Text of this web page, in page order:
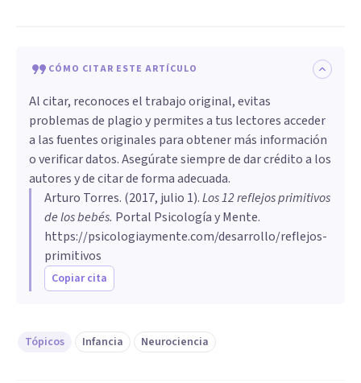
CÓMO CITAR ESTE ARTÍCULO
Al citar, reconoces el trabajo original, evitas
problemas de plagio y permites a tus lectores acceder
a las fuentes originales para obtener más información
o verificar datos. Asegúrate siempre de dar crédito a los
autores y de citar de forma adecuada.
Arturo Torres. (2017, julio 1).Los 12 reflejos primitivos
de los bebés. Portal Psicología y Mente.
https://psicologiaymente.com/desarrollo/reflejos-
primitivos
Copiar cita
Tópicos Infancia Neurociencia